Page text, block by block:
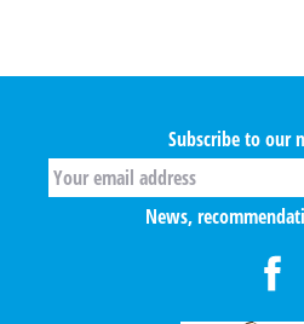
Subscribe to our
News,